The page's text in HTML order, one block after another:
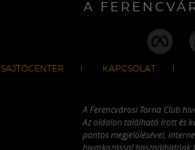
A
SAJTÓCENTER KAPCSOLAT
A Ferencvárosi Torna Club
Az oldalon található írott és
pontos megjelölésével,
hivatkozással használhatóak